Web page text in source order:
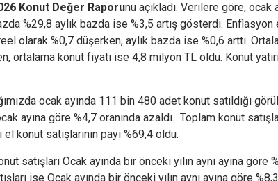
Konut Değer Raporunu açıkladı. Verilere göre, ocak
%29,8 aylık bazda ise %3,5 artış gösterdi.
olarak %0,7 düşerken, aylık bazda ise %0,6 arttı.
ortalama konut fiyatı ise 4,8 milyon TL oldu. Konut
ocak ayında 111 bin 480 adet konut satıldığı
ayına göre %4,7 oranında azaldı. Toplam konut
el konut satışlarının payı %69,4 oldu.
satışları Ocak ayında bir önceki yılın aynı ayına göre
ise Ocak ayında bir önceki yılın aynı ayına göre